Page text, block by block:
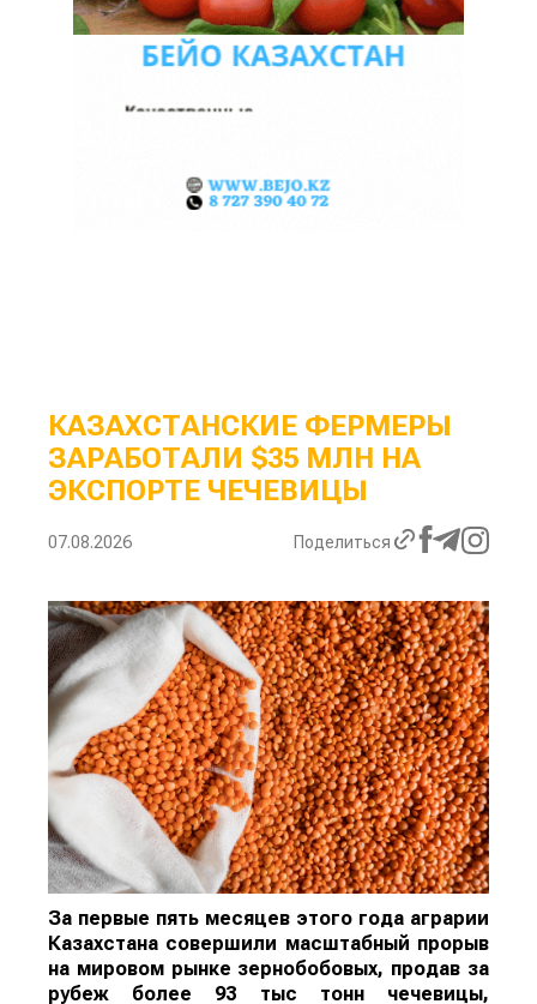
КАЗАХСТАНСКИЕ ФЕРМЕРЫ
ЗАРАБОТАЛИ $35 МЛН НА
ЭКСПОРТЕ ЧЕЧЕВИЦЫ
07.08.2026 Поделиться
За первые пять месяцев этого года аграрии
Казахстана совершили масштабный прорыв
на мировом рынке зернобобовых, продав за
рубеж более 93 тыс тонн чечевицы,